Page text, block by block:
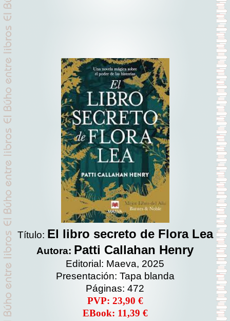
Título: El libro secreto de Flora Lea
Autora: Patti Callahan Henry
Editorial: Maeva, 2025
Presentación: Tapa blanda
Páginas: 472
PVP: 23,90 €
EBook: 11,39 €